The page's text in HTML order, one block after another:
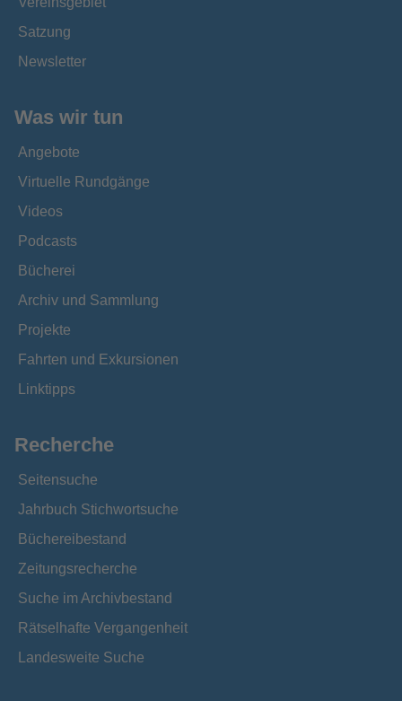
Satzung
Newsletter
Was wir tun
Angebote
Virtuelle Rundgänge
Videos
Podcasts
Bücherei
Archiv und Sammlung
Projekte
Fahrten und Exkursionen
Linktipps
Recherche
Seitensuche
Jahrbuch Stichwortsuche
Büchereibestand
Zeitungsrecherche
Suche im Archivbestand
Rätselhafte Vergangenheit
Landesweite Suche